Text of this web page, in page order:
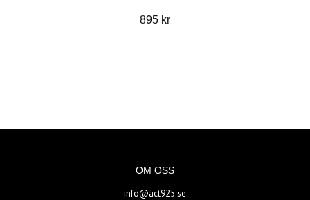
895 kr
OM OSS
info@act925.se